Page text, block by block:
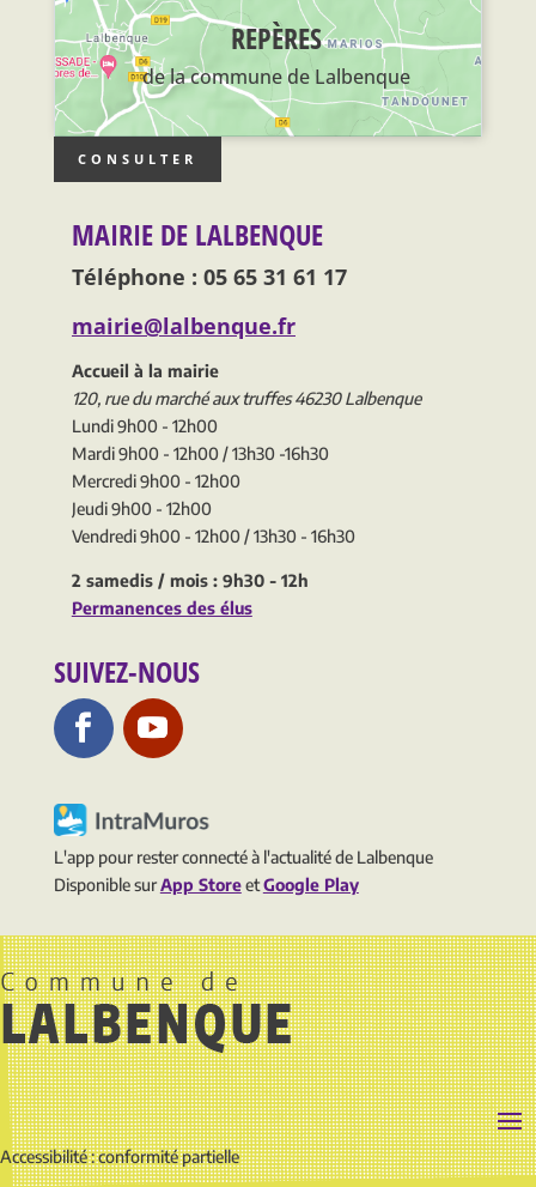
REPÈRES
de la commune de Lalbenque
CONSULTER
MAIRIE DE LALBENQUE
Téléphone : 05 65 31 61 17
mairie@lalbenque.fr
Accueil à la mairie
120, rue du marché aux truffes 46230 Lalbenque
Lundi 9h00 - 12h00
Mardi 9h00 - 12h00 / 13h30 -16h30
Mercredi 9h00 - 12h00
Jeudi 9h00 - 12h00
Vendredi 9h00 - 12h00 / 13h30 - 16h30
2 samedis / mois : 9h30 - 12h
Permanences des élus
SUIVEZ-NOUS
L'app pour rester connecté à l'actualité de Lalbenque
Disponible surApp StoreetGoogle Play
Accessibilité : conformité partielle